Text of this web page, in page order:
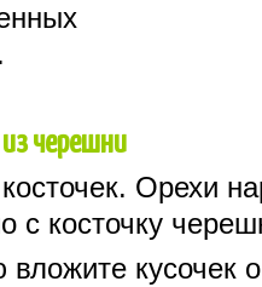
из черешни
Орехи
с косточку
кусочек